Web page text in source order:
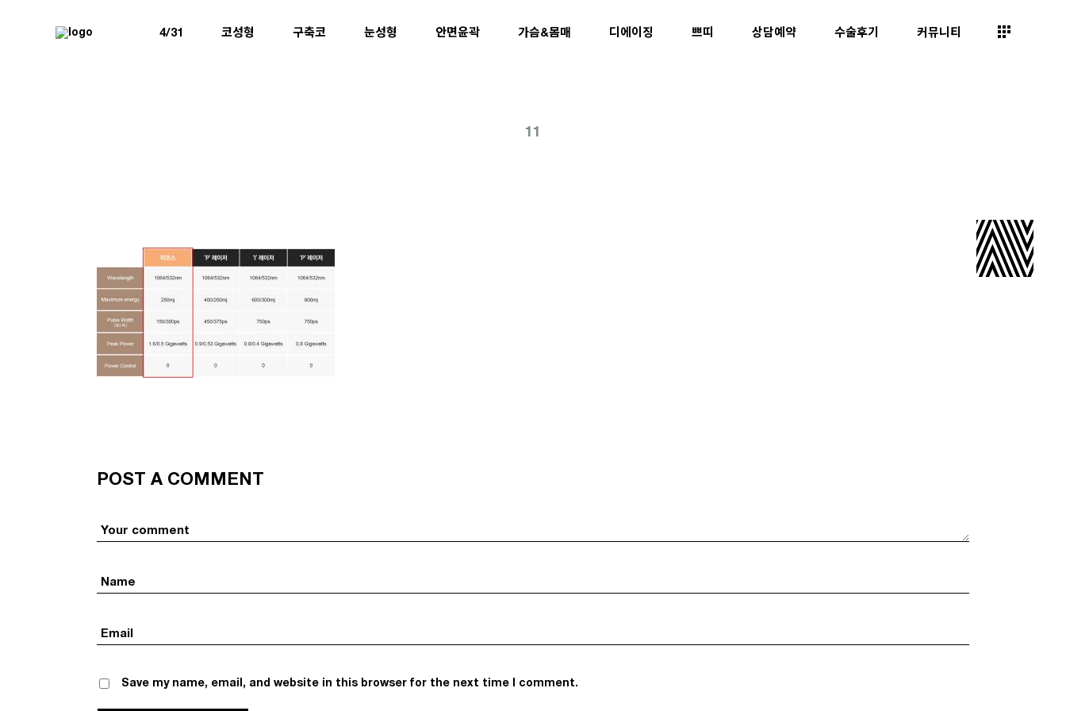
4/31 코성형 구축코 눈성형 안면윤곽 가슴&몸매 디에이징 쁘띠 상담예약 수술후기 커뮤니티
11
POST A COMMENT
Save my name, email, and website in this browser for the next time I comment.